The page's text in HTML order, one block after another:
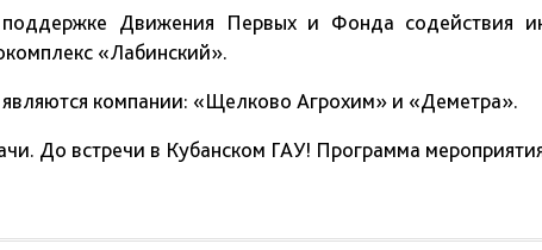
поддержке Движения Первых и Фонда содействия
«Лабинский».
компании: «Щелково Агрохим» и «Деметра».
До встречи в Кубанском ГАУ! Программа